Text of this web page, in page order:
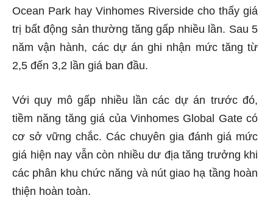
Ocean Park hay Vinhomes Riverside cho thấy giá
trị bất động sản thường tăng gấp nhiều lần. Sau 5
năm vận hành, các dự án ghi nhận mức tăng từ
2,5 đến 3,2 lần giá ban đầu.
Với quy mô gấp nhiều lần các dự án trước đó,
tiềm năng tăng giá của Vinhomes Global Gate có
cơ sở vững chắc. Các chuyên gia đánh giá mức
giá hiện nay vẫn còn nhiều dư địa tăng trưởng khi
các phân khu chức năng và nút giao hạ tầng hoàn
thiện hoàn toàn.